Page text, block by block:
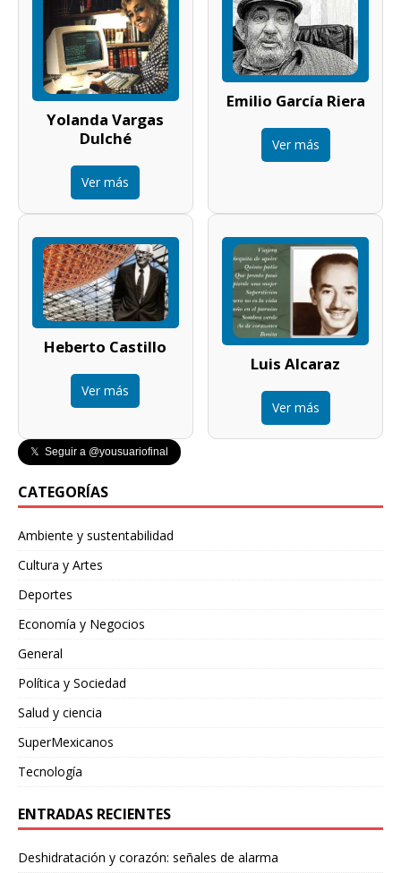
Yolanda Vargas
Dulché
Ver más
Emilio García Riera
Ver más
Heberto Castillo
Ver más
Luis Alcaraz
Ver más
𝕏 Seguir a @yousuariofinal
CATEGORÍAS
Ambiente y sustentabilidad
Cultura y Artes
Deportes
Economía y Negocios
General
Política y Sociedad
Salud y ciencia
SuperMexicanos
Tecnología
ENTRADAS RECIENTES
Deshidratación y corazón: señales de alarma